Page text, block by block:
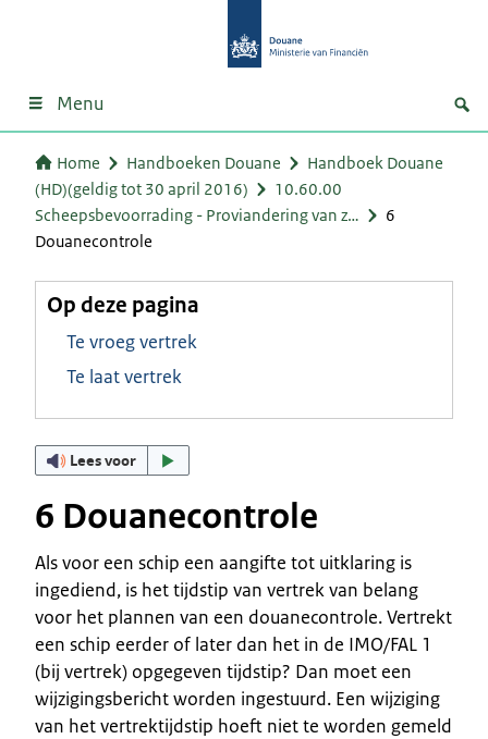
Menu
Home Handboeken Douane
Handboek Douane
(HD)(geldig tot 30 april 2016)
10.60.00
Scheepsbevoorrading - Proviandering van z…
6
Douanecontrole
Op deze pagina
Te vroeg vertrek
Te laat vertrek
Lees voor
6 Douanecontrole
Als voor een schip een aangifte tot uitklaring is
ingediend, is het tijdstip van vertrek van belang
voor het plannen van een douanecontrole. Vertrekt
een schip eerder of later dan het in de IMO/FAL 1
(bij vertrek) opgegeven tijdstip? Dan moet een
wijzigingsbericht worden ingestuurd. Een wijziging
van het vertrektijdstip hoeft niet te worden gemeld